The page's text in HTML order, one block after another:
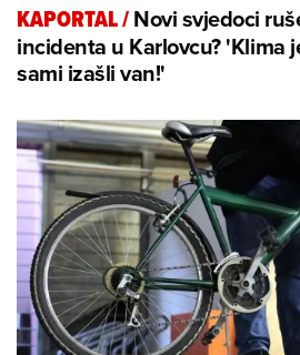
KAPORTAL/Novi svjedoci
incidenta u Karlovcu? 'Klima
sami izašli van!'